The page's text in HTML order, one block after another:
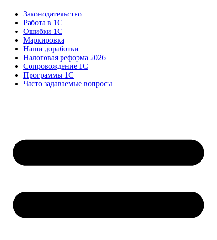
Законодательство
Работа в 1С
Ошибки 1С
Маркировка
Наши доработки
Налоговая реформа 2026
Сопровождение 1С
Программы 1С
Часто задаваемые вопросы